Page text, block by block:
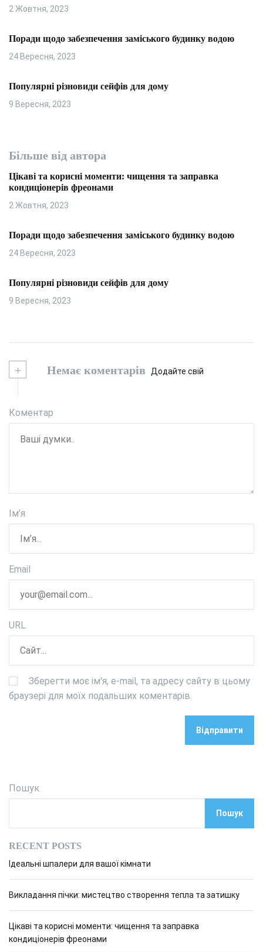
2 Жовтня, 2023
Поради щодо забезпечення заміського будинку водою
24 Вересня, 2023
Популярні різновиди сейфів для дому
9 Вересня, 2023
Більше від автора
Цікаві та корисні моменти: чищення та заправка
кондиціонерів фреонами
2 Жовтня, 2023
Поради щодо забезпечення заміського будинку водою
24 Вересня, 2023
Популярні різновиди сейфів для дому
9 Вересня, 2023
+ Немає коментарів Додайте свій
Коментар
Ім’я
Email
URL
Зберегти моє ім'я, e-mail, та адресу сайту в цьому
браузері для моїх подальших коментарів.
Пошук
Пошук
RECENT POSTS
Ідеальні шпалери для вашої кімнати
Викладання пічки: мистецтво створення тепла та затишку
Цікаві та корисні моменти: чищення та заправка
кондиціонерів фреонами